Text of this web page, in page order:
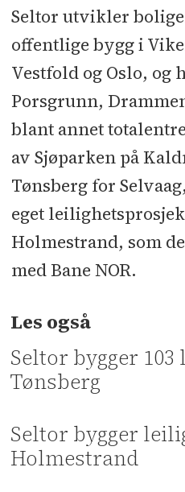
Seltor utvikler
offentlige bygg i
Vestfold og Oslo, og
Porsgrunn,
blant annet
av Sjøparken på
Tønsberg for
eget
Holmestrand, som
med Bane NOR.
Les også
Seltor bygger
Tønsberg
Seltor bygger
Holmestrand